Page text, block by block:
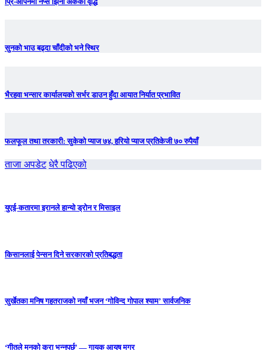
सुनको भाउ बढ्दा चाँदीकाे भने स्थिर
भैरहवा भन्सार कार्यालयको सर्भर डाउन हुँदा आयात निर्यात प्रभावित
फलफूल तथा तरकारी: सुकेको प्याज ७४, हरियो प्याज प्रतिकेजी ७० रुपैयाँ
ताजा अपडेट धेरै पढिएको
युएई-कतारमा इरानले हान्यो ड्रोन र मिसाइल
किसानलाई पेन्सन दिने सरकारको प्रतिबद्धता
सुर्खेतका मनिष गहतराजको नयाँ भजन ‘गोविन्द गोपाल श्याम’ सार्वजनिक
‘गीतले मनको कुरा भन्नुपर्छ’ — गायक आयुष मगर